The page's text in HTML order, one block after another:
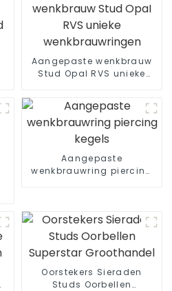
Aangepaste wenkbrauw
Stud Opal RVS unieke
Aangepaste
wenkbrauwring piercing
Oorstekers Sieraden
Studs Oorbellen